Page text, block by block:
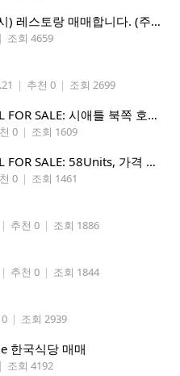
안정적으로 운영 중인 일식(스시) 레스토랑 매매합니다. (주인없는 가게)
| 조회 4659
| 추천 0 | 조회 2699
[UPDATED 6/30/2026] HOTEL FOR SALE: 시애틀 북쪽 호텔 – 연매상 200만불, 순수입 80만불, 핵심 입지
0 | 조회 1609
[UPDATED 6/30/2026] HOTEL FOR SALE: 58Units, 가격 295만불, 연매상 135만불
0 | 조회 1461
| 추천 0 | 조회 1886
| 추천 0 | 조회 1844
| 조회 2939
한국식당 매매
| 조회 4192